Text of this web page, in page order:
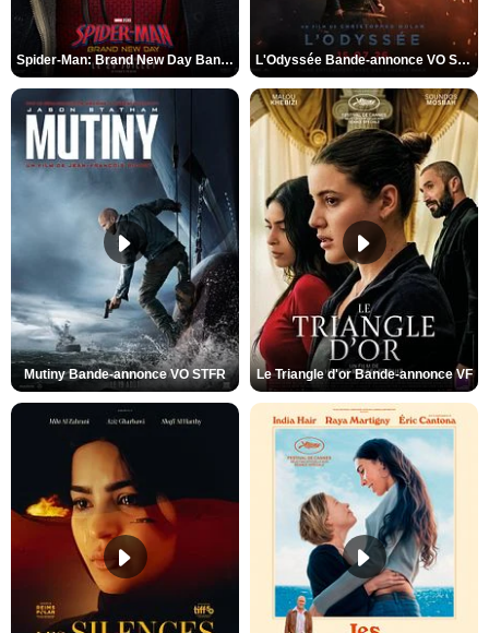
Spider-Man: Brand New Day Bande-annonce VO STFR L'Odyssée Bande-annonce VO STFR
Mutiny Bande-annonce VO STFR Le Triangle d'or Bande-annonce VF